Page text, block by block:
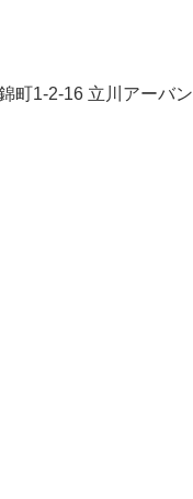
町1-2-16 立川アーバ